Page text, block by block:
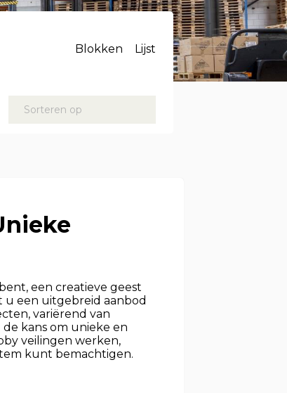
Blokken Lijst
Sorteren op
een creatieve geest
u een uitgebreid aanbod
variërend van
kans om unieke en
veilingen werken,
kunt bemachtigen.